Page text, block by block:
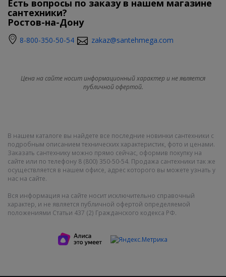
Есть вопросы по заказу в нашем магазине
сантехники?
Ростов-на-Дону
8-800-350-50-54 zakaz@santehmega.com
Цена на сайте носит информационный характер и не является
публичной офертой.
В нашем каталоге вы найдете все последние новинки сантехники с
подробным описанием технических характеристик, фото и ценами.
Заказать сантехнику можно прямо сейчас, оформив покупку на
сайте или по телефону 8 (800) 350-50-54. Продажа сантехники так же
осуществляется в нашем офисе, адрес которого вы можете узнать у
нас на сайте.
Вся информация на сайте носит исключительно справочный
характер, и не является публичной офертой определяемой
положениями Статьи 437 (2) Гражданского кодекса РФ.